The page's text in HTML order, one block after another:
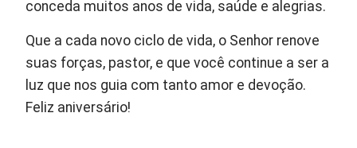
conceda muitos anos de vida, saúde e alegrias.
Que a cada novo ciclo de vida, o Senhor renove
suas forças, pastor, e que você continue a ser a
luz que nos guia com tanto amor e devoção.
Feliz aniversário!